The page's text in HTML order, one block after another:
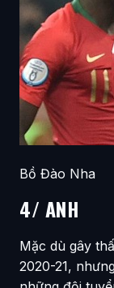
Bồ Đào Nha
4/ ANH
Mặc dù gây
2020-21,